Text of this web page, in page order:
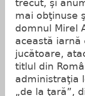
trecut, şi
mai obţinuse
domnul Mirel
această iarnă
jucătoare,
titlul din
administraţia
„de la ţară”,